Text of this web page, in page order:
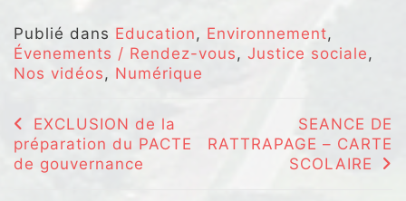
Publié dans Education , Environnement,
Évenements / Rendez-vous , Justice sociale ,
Nos vidéos , Numérique
Navigation
de
l’article
EXCLUSION de la
préparation du PACTE
de gouvernance
SEANCE DE
RATTRAPAGE – CARTE
SCOLAIRE